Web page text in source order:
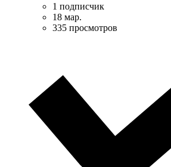
1 подписчик
18 мар.
335 просмотров